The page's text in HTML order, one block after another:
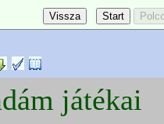
játékai